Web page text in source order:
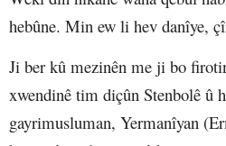
hebûne. Min ew li hev danîye,
Ji ber kû mezinên me ji bo
xwendinê tim diçûn Stenbolê û
gayrimusluman, Yermanîyan